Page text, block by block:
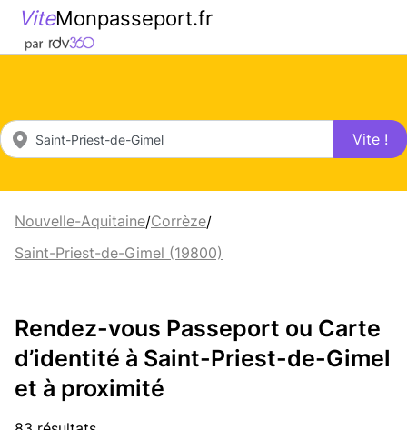
ViteMonpasseport.fr
Vite !
Nouvelle-Aquitaine/Corrèze/
Saint-Priest-de-Gimel (19800)
Rendez-vous Passeport ou Carte
d’identité à Saint-Priest-de-Gimel
et à proximité